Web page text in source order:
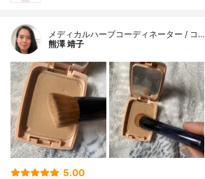
メディカルハーブコーディネーター / コ…
熊澤 靖子
5.00